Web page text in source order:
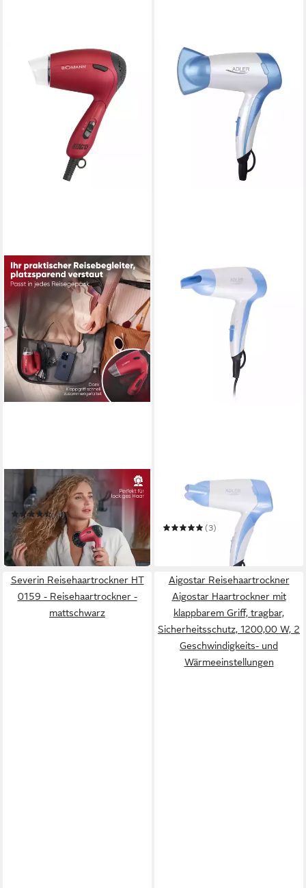
Haartrockner HTD 8005 CB
(4)
ab 19,95 €
in 2-3 Werktagen bei dir
Reisehaartrockner AD 2222
Reise-Haartrockner
(3)
in 8-10 Werktagen bei dir
Severin Reisehaartrockner HT
0159 - Reisehaartrockner -
mattschwarz
Aigostar Reisehaartrockner
Aigostar Haartrockner mit
klappbarem Griff, tragbar,
Sicherheitsschutz, 1200,00 W, 2
Geschwindigkeits- und
Wärmeeinstellungen